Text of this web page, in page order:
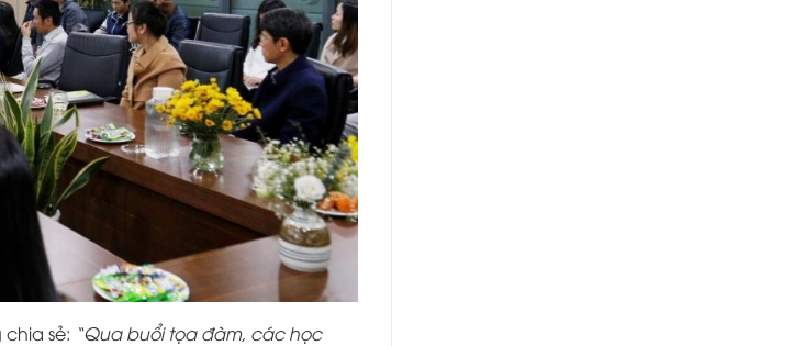
sẻ: “Qua buổi tọa đàm, các học